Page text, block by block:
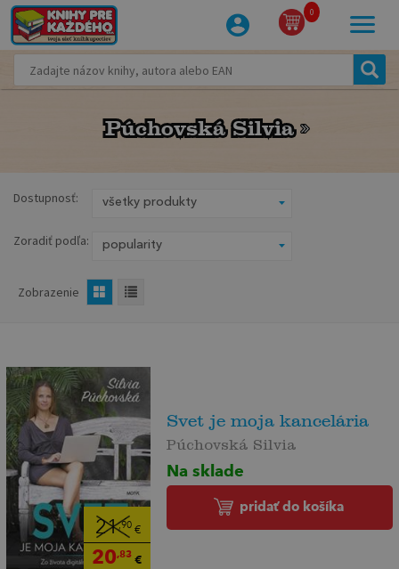
0
Púchovská Silvia
Púchovská Silvia
Dostupnosť:
Zoradiť podľa:
Zobrazenie
21,90€
20,83€
Svet je moja kancelária
Púchovská Silvia
Na sklade
pridať do košíka